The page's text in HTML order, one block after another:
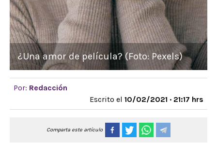
¿Una amor de película? (Foto: Pexels)
Por: Redacción
Escrito el 10/02/2021 · 21:17 hrs
Comparta este artículo